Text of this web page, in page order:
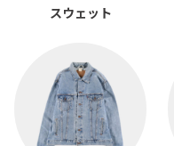
スウェット